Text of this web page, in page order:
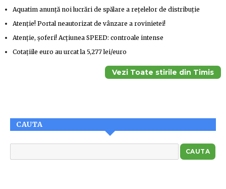
Aquatim anunță noi lucrări de spălare a rețelelor de distribuție
Atenție! Portal neautorizat de vânzare a rovinietei!
Atenție, șoferi! Acțiunea SPEED: controale intense
Cotațiile euro au urcat la 5,277 lei/euro
Vezi Toate stirile din Timis
CAUTA